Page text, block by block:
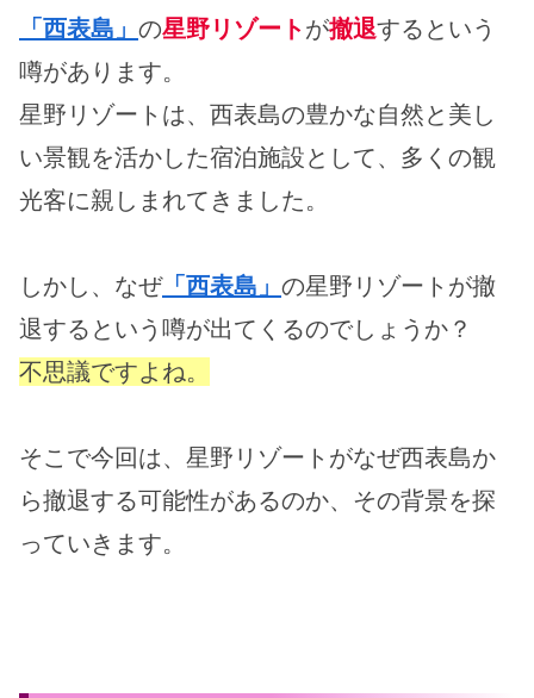
「西表島」 の星野リゾートが撤退するという
噂があります。
星野リゾートは、西表島の豊かな自然と美し
い景観を活かした宿泊施設として、多くの観
光客に親しまれてきました。
しかし、なぜ「西表島」 の星野リゾートが撤
退するという噂が出てくるのでしょうか？
不思議ですよね。
そこで今回は、星野リゾートがなぜ西表島か
ら撤退する可能性があるのか、その背景を探
っていきます。